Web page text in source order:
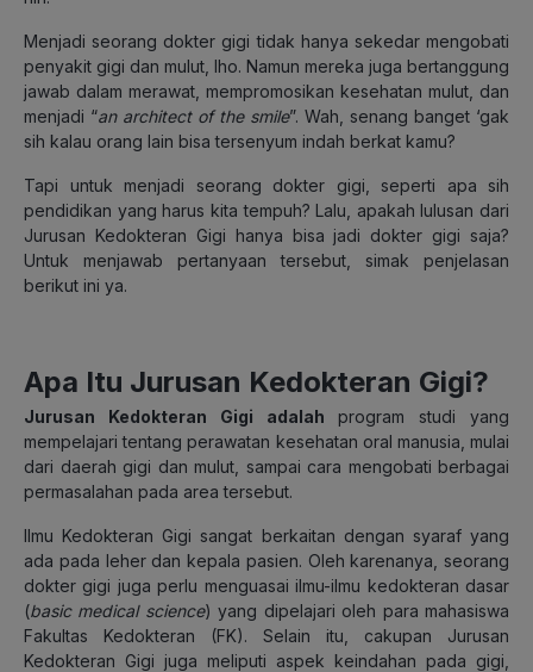
Menjadi seorang dokter gigi tidak hanya sekedar mengobati
penyakit gigi dan mulut, lho. Namun mereka juga bertanggung
jawab dalam merawat, mempromosikan kesehatan mulut, dan
menjadi “an architect of the smile”. Wah, senang banget ‘gak
sih kalau orang lain bisa tersenyum indah berkat kamu?
Tapi untuk menjadi seorang dokter gigi, seperti apa sih
pendidikan yang harus kita tempuh? Lalu, apakah lulusan dari
Jurusan Kedokteran Gigi hanya bisa jadi dokter gigi saja?
Untuk menjawab pertanyaan tersebut, simak penjelasan
berikut ini ya.
Apa Itu Jurusan Kedokteran Gigi?
Jurusan Kedokteran Gigi adalah program studi yang
mempelajari tentang perawatan kesehatan oral manusia, mulai
dari daerah gigi dan mulut, sampai cara mengobati berbagai
permasalahan pada area tersebut.
Ilmu Kedokteran Gigi sangat berkaitan dengan syaraf yang
ada pada leher dan kepala pasien. Oleh karenanya, seorang
dokter gigi juga perlu menguasai ilmu-ilmu kedokteran dasar
(basic medical science) yang dipelajari oleh para mahasiswa
Fakultas Kedokteran (FK). Selain itu, cakupan Jurusan
Kedokteran Gigi juga meliputi aspek keindahan pada gigi,